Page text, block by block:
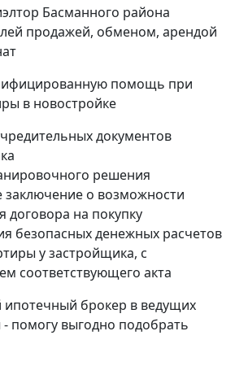
Басманного района
продажей, обменом, арендой
помощь при
в новостройке
документов
решения
заключение о возможности
договора на покупку
безопасных денежных расчетов
у застройщика, с
соответствующего акта
ипотечный брокер в ведущих
помогу выгодно подобрать